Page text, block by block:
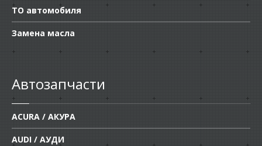
ТО автомобиля
Замена масла
Автозапчасти
ACURA / АКУРА
AUDI / АУДИ